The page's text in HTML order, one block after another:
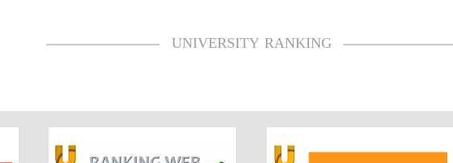
UNIVERSITY RANKING